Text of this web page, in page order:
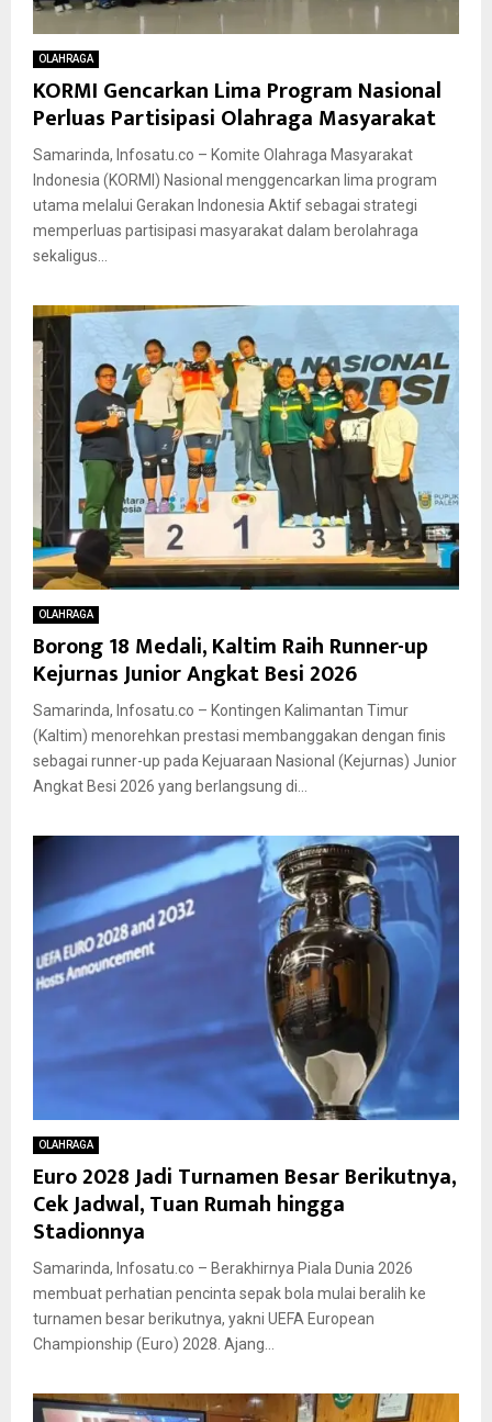
OLAHRAGA
KORMI Gencarkan Lima Program Nasional
Perluas Partisipasi Olahraga Masyarakat
Samarinda, Infosatu.co – Komite Olahraga Masyarakat
Indonesia (KORMI) Nasional menggencarkan lima program
utama melalui Gerakan Indonesia Aktif sebagai strategi
memperluas partisipasi masyarakat dalam berolahraga
sekaligus...
OLAHRAGA
Borong 18 Medali, Kaltim Raih Runner-up
Kejurnas Junior Angkat Besi 2026
Samarinda, Infosatu.co – Kontingen Kalimantan Timur
(Kaltim) menorehkan prestasi membanggakan dengan finis
sebagai runner-up pada Kejuaraan Nasional (Kejurnas) Junior
Angkat Besi 2026 yang berlangsung di...
OLAHRAGA
Euro 2028 Jadi Turnamen Besar Berikutnya,
Cek Jadwal, Tuan Rumah hingga
Stadionnya
Samarinda, Infosatu.co – Berakhirnya Piala Dunia 2026
membuat perhatian pencinta sepak bola mulai beralih ke
turnamen besar berikutnya, yakni UEFA European
Championship (Euro) 2028. Ajang...